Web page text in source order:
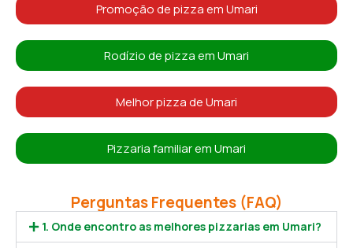
Promoção de pizza em Umari
Rodízio de pizza em Umari
Melhor pizza de Umari
Pizzaria familiar em Umari
Perguntas Frequentes (FAQ)
1. Onde encontro as melhores pizzarias em Umari?